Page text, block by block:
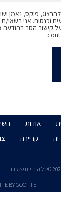
פוקס, נאמן
וכנסים. אני
הסר בהודעה
אודות
קריירה
שמורות. הרצוג פוקס נאמן
BY GOOTTE